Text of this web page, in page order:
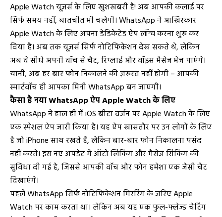
Apple Watch यूज़र्स के लिए खुशखबरी है! अब आपकी कलाई पर
सिर्फ समय नहीं, बातचीत भी चलेगी। WhatsApp ने आखिरकार
Apple Watch के लिए अपना डेडिकेटेड ऐप लॉन्च करना शुरू कर
दिया है। अब तक यूज़र्स सिर्फ नोटिफिकेशन देख सकते थे, लेकिन
अब वे सीधे अपनी वॉच से चैट, रिप्लाई और वॉइस मैसेज भेज पाएंगे।
यानी, अब हर बार फोन निकालने की ज़रूरत नहीं होगी – आपकी
स्मार्टवॉच ही आपका मिनी WhatsApp बन जाएगी।
कैसा है नया WhatsApp ऐप Apple Watch के लिए
WhatsApp ने हाल ही में iOS बीटा वर्जन पर Apple Watch के लिए
एक स्पेशल ऐप जारी किया है। यह ऐप खासतौर पर उन लोगों के लिए
है जो iPhone साथ रखते हैं, लेकिन बार-बार फोन निकालना पसंद
नहीं करते। इस नए अपडेट में ऑटो लिंकिंग और मैसेज सिंकिंग की
सुविधा दी गई है, जिससे आपकी वॉच और फोन हमेशा एक जैसी चैट
दिखाएंगे।
पहले WhatsApp सिर्फ नोटिफिकेशन मिररिंग के जरिए Apple
Watch पर काम करता था। लेकिन अब यह एक फुल-फ्लेज्ड चैटिंग